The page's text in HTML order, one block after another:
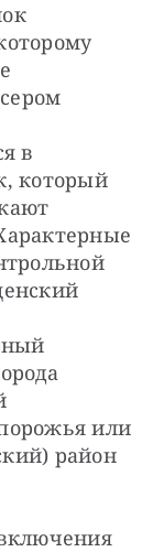
в
который
или
район